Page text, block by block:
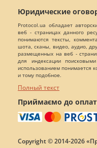
Юридические
Protocol.ua обладает
веб - страницах данного
понимаются тексты,
шота, сканы, видео, аудио,
размещенных на веб -
для индексации
использованием понимается
и тому подобное.
Полный текст
Приймаємо до
Copyright © 2014-2026